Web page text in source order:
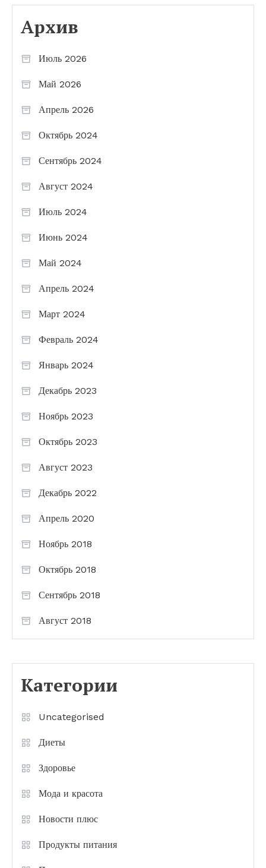
Архив
Июль 2026
Май 2026
Апрель 2026
Октябрь 2024
Сентябрь 2024
Август 2024
Июль 2024
Июнь 2024
Май 2024
Апрель 2024
Март 2024
Февраль 2024
Январь 2024
Декабрь 2023
Ноябрь 2023
Октябрь 2023
Август 2023
Декабрь 2022
Апрель 2020
Ноябрь 2018
Октябрь 2018
Сентябрь 2018
Август 2018
Категории
Uncategorised
Диеты
Здоровье
Мода и красота
Новости плюс
Продукты питания